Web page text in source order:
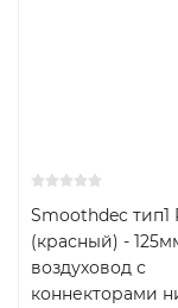
Smoothdec тип1
(красный) -
воздуховод с
коннекторами